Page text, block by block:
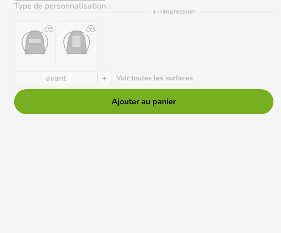
Type de personnalisation : Impression
avant + Voir toutes les surfaces
Ajouter au panier